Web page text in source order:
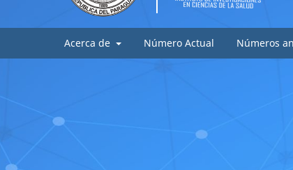
Acerca de Número Actual Números